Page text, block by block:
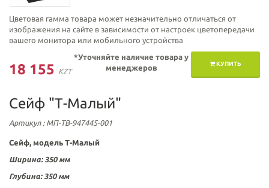
Цветовая гамма товара может незначительно отличаться от
изображения на сайте в зависимости от настроек цветопередачи
вашего монитора или мобильного устройства
18 155 KZT
КУПИТЬ
*Уточняйте наличие товара у
менеджеров
Сейф "Т-Малый"
Артикул: МП-ТВ-947445-001
Сейф, модель Т-Малый
Ширина: 350 мм
Глубина: 350 мм